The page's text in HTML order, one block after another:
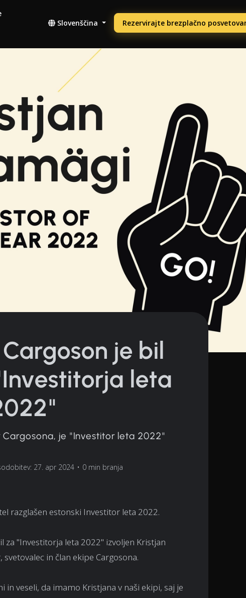
Slovenščina Rezervirajte brezplačno
je bil
leta
Cargosona, je "Investitor leta 2022"
27. apr 2024 • 0 min branja
razglašen estonski Investitor leta 2022.
za "Investitorja leta 2022" izvoljen Kristjan
in član ekipe Cargosona.
in veseli, da imamo Kristjana v naši ekipi, saj je